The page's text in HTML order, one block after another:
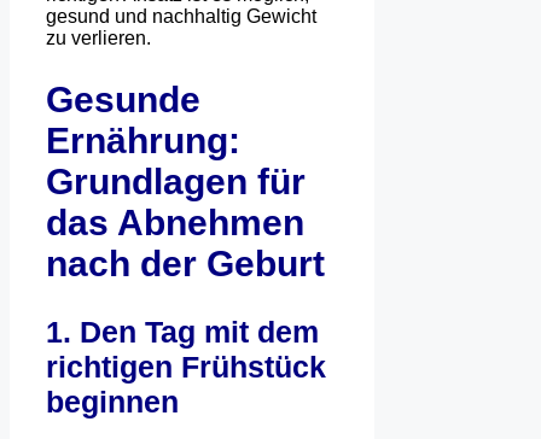
gesund und nachhaltig Gewicht
zu verlieren.
Gesunde
Ernährung:
Grundlagen für
das Abnehmen
nach der Geburt
1. Den Tag mit dem
richtigen Frühstück
beginnen